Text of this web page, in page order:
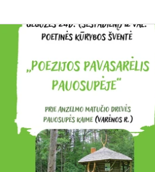
parodos Sidabrinės bitės
Literatų klubo veikla
Ežio dvaras